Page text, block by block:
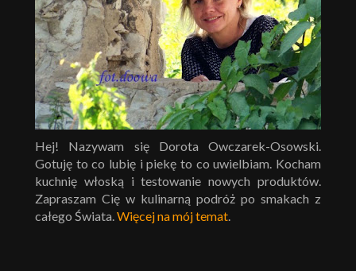
Hej! Nazywam się Dorota Owczarek-Osowski.
Gotuję to co lubię i piekę to co uwielbiam. Kocham
kuchnię włoską i testowanie nowych produktów.
Zapraszam Cię w kulinarną podróż po smakach z
całego Świata. Więcej na mój temat